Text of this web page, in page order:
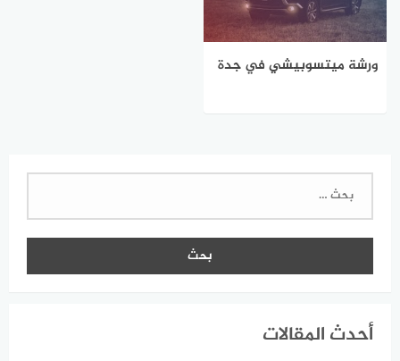
ورشة ميتسوبيشي في جدة
البحث
أحدث المقالات